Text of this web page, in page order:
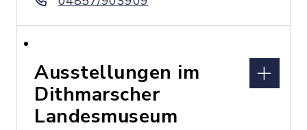
Ausstellungen im
Dithmarscher
Landesmuseum